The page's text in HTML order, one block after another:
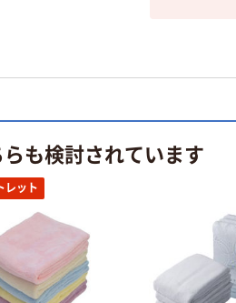
も検討されています
レット